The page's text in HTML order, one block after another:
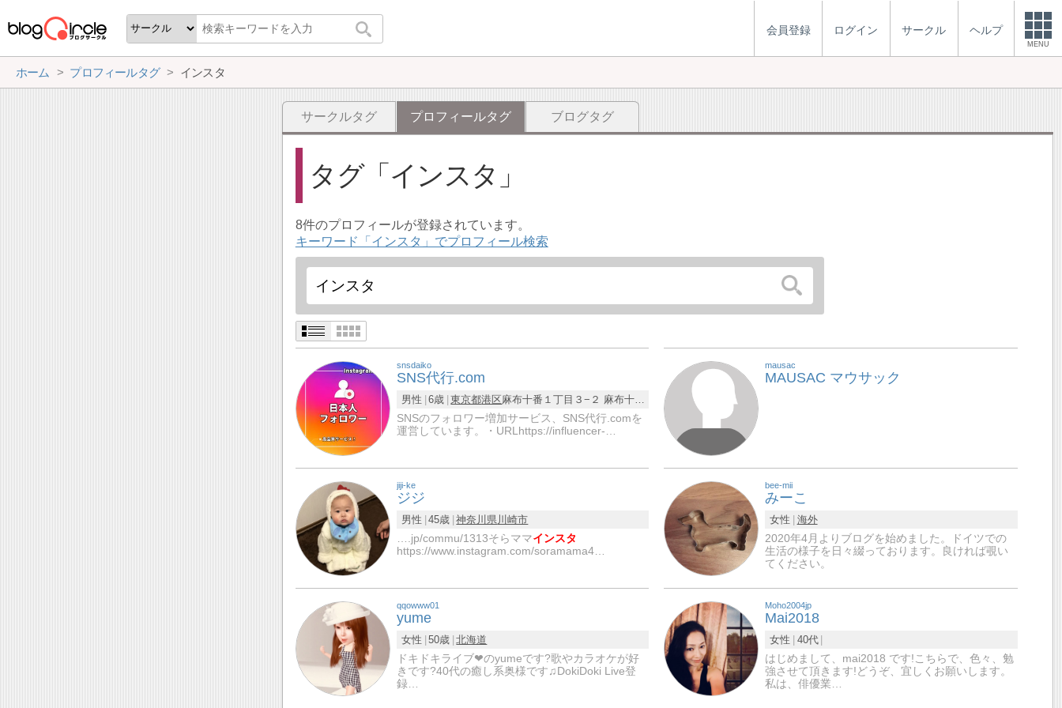
会員登録 ログイン サークル ヘルプ
MENU
ホーム プロフィールタグ インスタ
サークルタグ プロフィールタグ ブログタグ
タグ インスタ
8件のプロフィールが登録されています。
キーワード「インスタ」でプロフィール検索
snsdaiko
SNS代行.com
男性 6歳 東京都港区麻布十番１丁目３−２ 麻布十番アネックス 3F
SNSのフォロワー増加サービス、SNS代行.comを
運営しています。・URLhttps://influencer-…
mausac
MAUSAC マウサック
jiji-ke
ジジ
男性 45歳 神奈川県川崎市
….jp/commu/1313そらママインスタ
https://www.instagram.com/soramama4…
bee-mii
みーこ
女性
海外
2020年4月よりブログを始めました。ドイツでの
生活の様子を日々綴っております。良ければ覗い
てください。
qqowww01
yume
女性 50歳 北海道
ドキドキライブ❤のyumeです?歌やカラオケが好
きです?40代の癒し系奥様です♫DokiDoki Live登
録…
Moho2004jp
Mai2018
女性
40代
はじめまして、mai2018 です!こちらで、色々、勉
強させて頂きます!どうぞ、宜しくお願いします。
私は、俳優業…